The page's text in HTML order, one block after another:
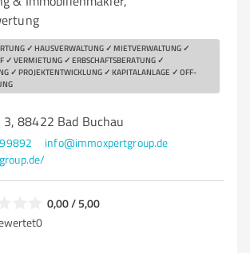
✓ HAUSVERWALTUNG ✓ MIETVERWALTUNG ✓
✓ VERMIETUNG ✓ ERBSCHAFTSBERATUNG ✓
✓ PROJEKTENTWICKLUNG ✓ KAPITALANLAGE ✓ OFF-
88422 Bad Buchau
info@immoxpertgroup.de
0,00 / 5,00
0